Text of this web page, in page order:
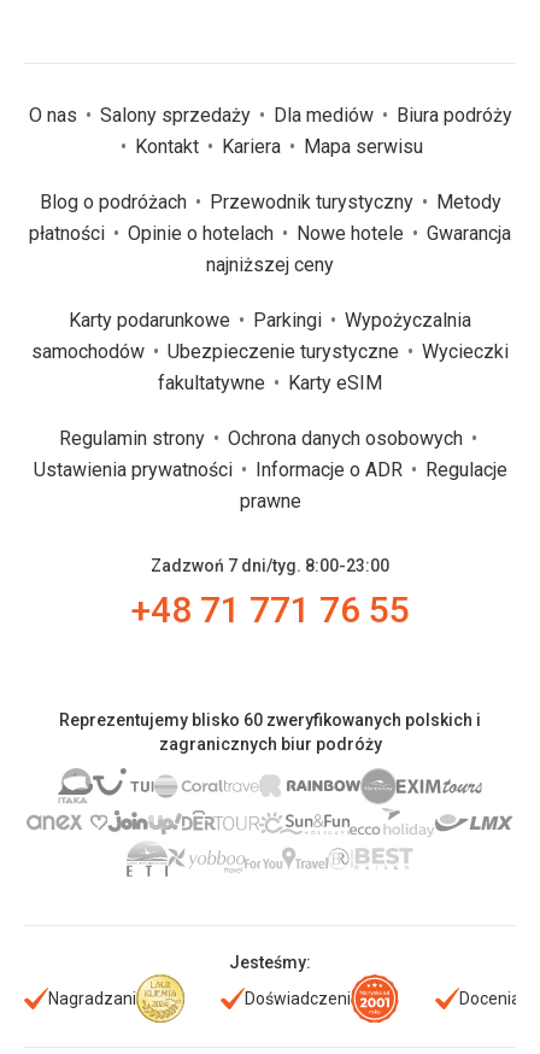
O nas Salony sprzedaży Dla mediów
Biura podróży
Kontakt
Kariera Mapa serwisu
Blog o podróżach Przewodnik turystyczny
Metody
płatności
Opinie o hotelach Nowe hotele
Gwarancja
najniższej ceny
Karty podarunkowe Parkingi
Wypożyczalnia
samochodów
Ubezpieczenie turystyczne
Wycieczki
fakultatywne
Karty eSIM
Regulamin strony
Ochrona danych osobowych
Ustawienia prywatności
Informacje o ADR
Regulacje
prawne
Zadzwoń 7 dni/tyg. 8:00-23:00
+48 71 771 76 55
Reprezentujemy blisko 60 zweryfikowanych polskich i
zagranicznych biur podróży
Jesteśmy:
Nagradzani
Doświadczeni Doceniani